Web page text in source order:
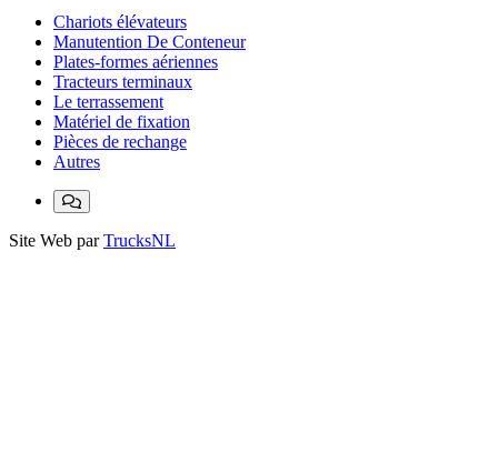
Chariots élévateurs
Manutention De Conteneur
Plates-formes aériennes
Tracteurs terminaux
Le terrassement
Matériel de fixation
Pièces de rechange
Autres
Site Web par TrucksNL